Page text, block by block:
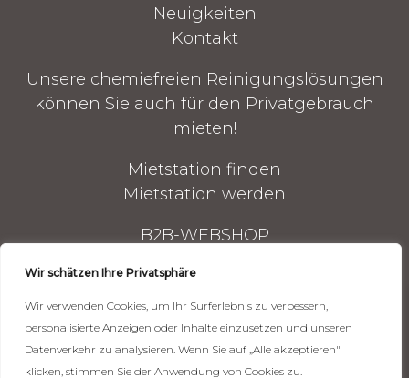
Wir schätzen Ihre Privatsphäre
Wir verwenden Cookies, um Ihr Surferlebnis zu verbessern,
personalisierte Anzeigen oder Inhalte einzusetzen und unseren
Datenverkehr zu analysieren. Wenn Sie auf „Alle akzeptieren"
klicken, stimmen Sie der Anwendung von Cookies zu.
Neuigkeiten
Kontakt
Unsere chemiefreien Reinigungslösungen
können Sie auch für den Privatgebrauch
mieten!
Mietstation finden
Mietstation werden
B2B-WEBSHOP
Reinigungsgeräte
CLNUP-Login